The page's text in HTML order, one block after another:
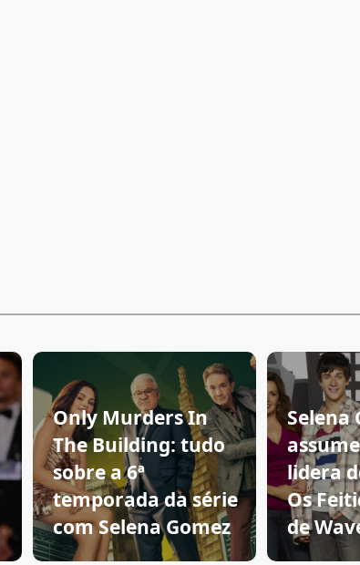
Only Murders In
The Building: tudo
sobre a 6ª
temporada da série
com Selena Gomez
Selena
lidera
Os
de